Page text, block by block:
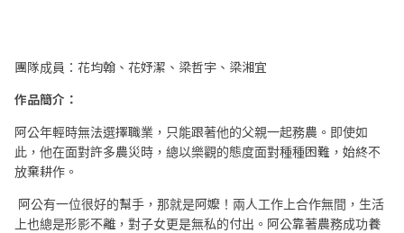
團隊成員：花均翰、花妤潔、梁哲宇、梁湘宜
作品簡介：
阿公年輕時無法選擇職業，只能跟著他的父親一起務農。即使如
此，他在面對許多農災時，總以樂觀的態度面對種種困難，始終不
放棄耕作。
阿公有一位很好的幫手，那就是阿嬤！兩人工作上合作無間，生活
上也總是形影不離，對子女更是無私的付出。阿公靠著農務成功養